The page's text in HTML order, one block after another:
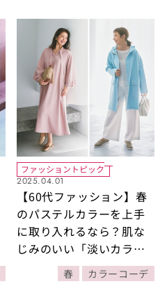
ファッショントピック
2025.04.01
【60代ファッション】春
のパステルカラーを上手
に取り入れるなら？肌な
じみのいい「淡いカラ
ー」がおすすめ！【春の
カラーアイテムの取り入
春 カラーコーデ